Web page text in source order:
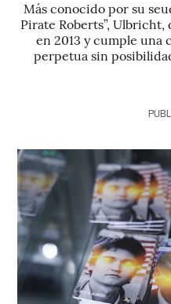
Más conocido por su
Pirate Roberts”,
en 2013 y cumple una
perpetua sin